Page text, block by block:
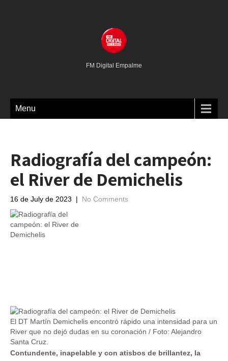
FM Digital Empalme
Menu
Radiografía del campeón:
el River de Demichelis
16 de July de 2023 | No Comments
El DT Martín Demichelis encontró rápido una intensidad para un
River que no dejó dudas en su coronación / Foto: Alejandro
Santa Cruz.
Contundente, inapelable y con atisbos de brillantez, la